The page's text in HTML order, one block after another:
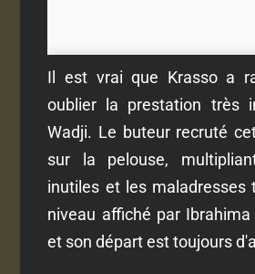
Il est vrai que Krasso a
oublier la prestation très
Wadji. Le buteur recruté
sur la pelouse,
inutiles et les maladresses
niveau affiché par
et son départ est toujours